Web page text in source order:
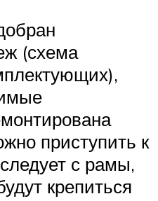
(схема
приступить к
с рамы,
крепиться